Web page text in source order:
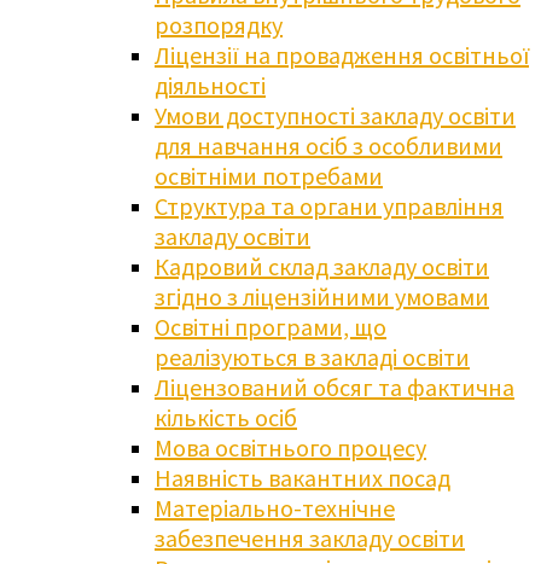
розпорядку
Ліцензії на провадження освітньої
діяльності
Умови доступності закладу освіти
для навчання осіб з особливими
освітніми потребами
Структура та органи управління
закладу освіти
Кадровий склад закладу освіти
згідно з ліцензійними умовами
Освітні програми, що
реалізуються в закладі освіти
Ліцензований обсяг та фактична
кількість осіб
Мова освітнього процесу
Наявність вакантних посад
Матеріально-технічне
забезпечення закладу освіти